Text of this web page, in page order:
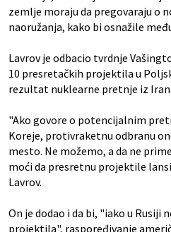
zemlje moraju da pregovaraju o
naoružanja, kako bi osnažile
Lavrov je odbacio tvrdnje
10 presretačkih projektila u
rezultat nuklearne pretnje iz
"Ako govore o potencijalnim
Koreje, protivraketnu odbranu
mesto. Ne možemo, a da ne
moći da presretnu projektile
Lavrov.
On je dodao i da bi, "iako u Rusiji
projektila", raspoređivanje